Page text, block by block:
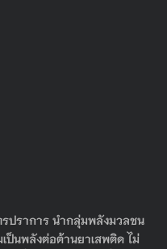
ปราการ นำกลุ่มพลังมวลชน
ป็นพลังต่อต้านยาเสพติด ไม่